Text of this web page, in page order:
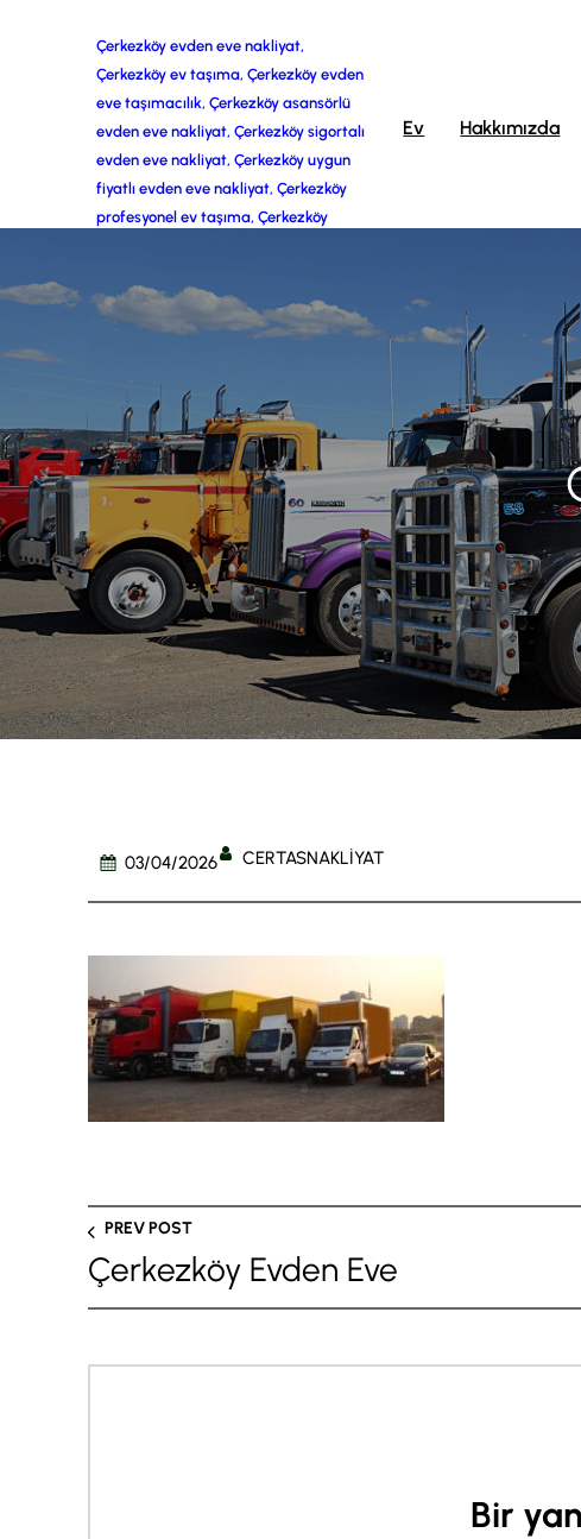
İçeriğeÇerkezköy evden eve nakliyat,
Çerkezköy ev taşıma, Çerkezköy evden
eve taşımacılık, Çerkezköy asansörlü
evden eve nakliyat, Çerkezköy sigortalı
evden eve nakliyat, Çerkezköy uygun
fiyatlı evden eve nakliyat, Çerkezköy
profesyonel ev taşıma, Çerkezköy
Ev Hakkımızda
03/04/2026 CERTASNAKLIYAT
PREV POST
Çerkezköy Evden Eve
Bir